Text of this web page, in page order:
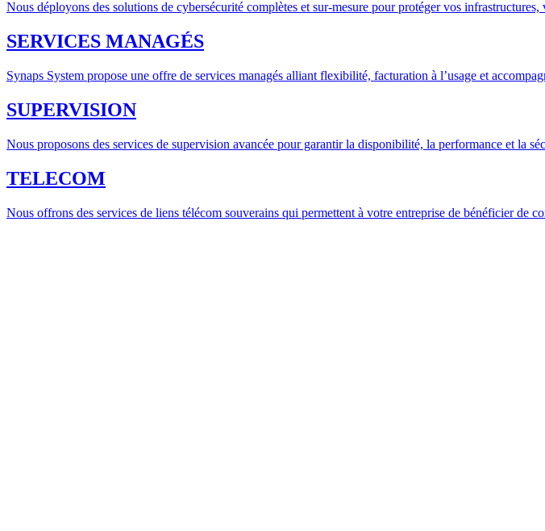
Nous déployons des solutions de cybersécurité complètes et sur-mesure pour protéger vos
SERVICES MANAGÉS
Synaps System propose une offre de services managés alliant flexibilité, facturation à l’usage et
SUPERVISION
Nous proposons des services de supervision avancée pour garantir la disponibilité, la performance et la
TELECOM
Nous offrons des services de liens télécom souverains qui permettent à votre entreprise de bénéficier de